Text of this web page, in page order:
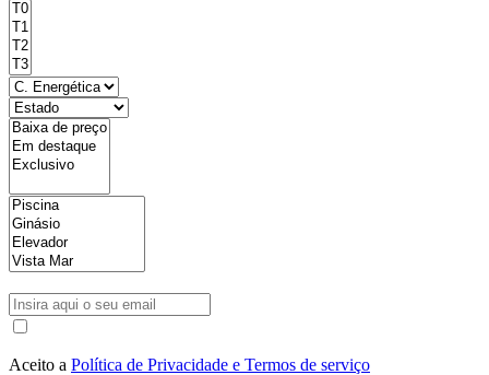
Aceito a Política de Privacidade e Termos de serviço